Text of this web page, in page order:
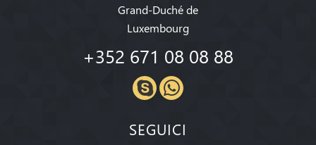
Grand-Duché de
Luxembourg
+352 671 08 08 88
SEGUICI